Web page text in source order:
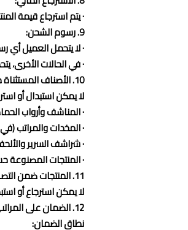
· يتم استرجاع قيمة المنتج عبر
9. رسوم الشحن:
· لا يتحمل العميل أي
· في الحالات الأخرى،
10. الأصناف المستثناة من الاستبدال أو الاسترجاع:
لا يمكن استبدال أو
· المناشف وأرواب
· المخدات والمراتب
· شراشف السرير
· المنتجات المصنوعة
11. المنتجات ضمن التصفية:
لا يمكن استرجاع أو
12. الضمان على المراتب (سياسة الضمان) :
نطاق الضمان: